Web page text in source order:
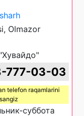
Olmazor
777-03-03
telefon raqamlarini
суббота